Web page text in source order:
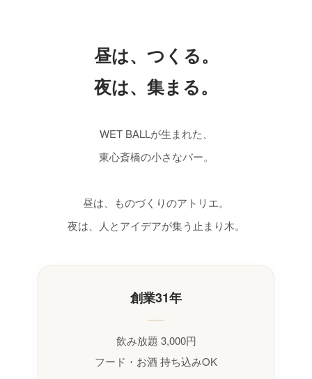
昼は、つくる。
夜は、集まる。
WET BALLが生まれた、
東心斎橋の小さなバー。
昼は、ものづくりのアトリエ。
夜は、人とアイデアが集う止まり木。
創業31年
飲み放題 3,000円
フード・お酒 持ち込みOK